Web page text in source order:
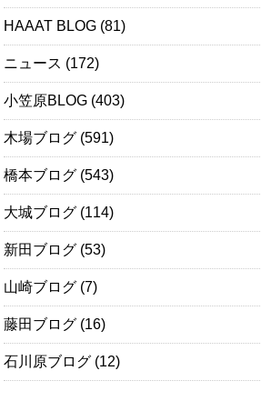
HAAAT BLOG (81)
ニュース (172)
小笠原BLOG (403)
木場ブログ (591)
橋本ブログ (543)
大城ブログ (114)
新田ブログ (53)
山崎ブログ (7)
藤田ブログ (16)
石川原ブログ (12)